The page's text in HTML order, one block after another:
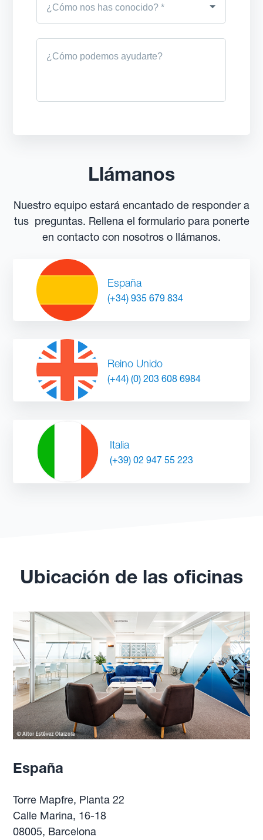
Llámanos
Nuestro equipo estará encantado de responder a
tus preguntas. Rellena el formulario para ponerte
en contacto con nosotros o llámanos.
España
(+34) 935 679 834
Reino Unido
(+44) (0) 203 608 6984
Italia
(+39) 02 947 55 223
Ubicación de las oficinas
España
Torre Mapfre, Planta 22
Calle Marina, 16-18
08005, Barcelona